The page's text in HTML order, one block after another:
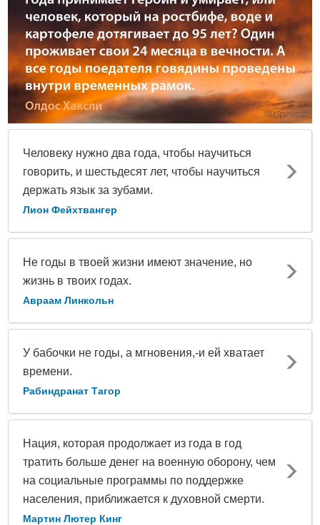
Человеку нужно два года, чтобы научиться
говорить, и шестьдесят лет, чтобы научиться
держать язык за зубами.
Лион Фейхтвангер
Не годы в твоей жизни имеют значение, но
жизнь в твоих годах.
Авраам Линкольн
У бабочки не годы, а мгновения,-и ей хватает
времени.
Рабиндранат Тагор
Нация, которая продолжает из года в год
тратить больше денег на военную оборону, чем
на социальные программы по поддержке
населения, приближается к духовной смерти.
Мартин Лютер Кинг